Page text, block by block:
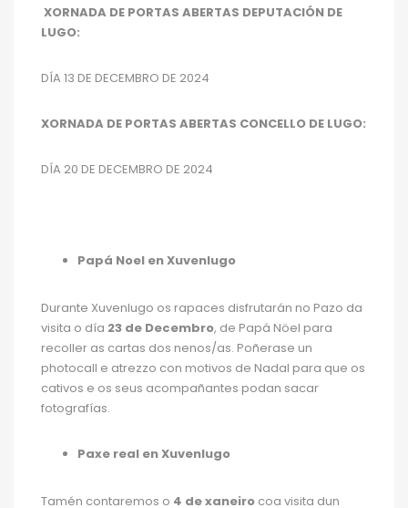
XORNADA DE PORTAS ABERTAS DEPUTACIÓN DE
LUGO:
DÍA 13 DE DECEMBRO DE 2024
XORNADA DE PORTAS ABERTAS CONCELLO DE LUGO:
DÍA 20 DE DECEMBRO DE 2024
Papá Noel en Xuvenlugo
Durante Xuvenlugo os rapaces disfrutarán no Pazo da
visita o día 23 de Decembro, de Papá Nöel para
recoller as cartas dos nenos/as. Poñerase un
photocall e atrezzo con motivos de Nadal para que os
cativos e os seus acompañantes podan sacar
fotografías.
Paxe real en Xuvenlugo
Tamén contaremos o 4 de xaneiro coa visita dun